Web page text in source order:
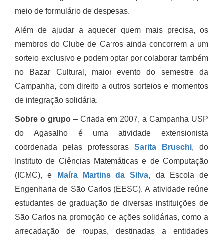
meio de formulário de despesas.
Além de ajudar a aquecer quem mais precisa, os
membros do Clube de Carros ainda concorrem a um
sorteio exclusivo e podem optar por colaborar também
no Bazar Cultural, maior evento do semestre da
Campanha, com direito a outros sorteios e momentos
de integração solidária.
Sobre o grupo – Criada em 2007, a Campanha USP
do Agasalho é uma atividade extensionista
coordenada pelas professoras Sarita Bruschi, do
Instituto de Ciências Matemáticas e de Computação
(ICMC), e
Maíra Martins da Silva, da Escola de
Engenharia de São Carlos (EESC). A atividade reúne
estudantes de graduação de diversas instituições de
São Carlos na promoção de ações solidárias, como a
arrecadação de roupas, destinadas a entidades